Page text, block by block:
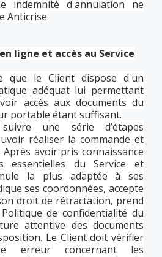
indemnité d'annulation ne
Anticrise.
ligne et accès au Service
que le Client dispose d'un
adéquat lui permettant
accès aux documents du
portable étant suffisant.
une série d’étapes
réaliser la commande et
Après avoir pris connaissance
essentielles du Service et
la plus adaptée à ses
ses coordonnées, accepte
droit de rétractation, prend
de confidentialité du
attentive des documents
Le Client doit vérifier
erreur concernant les